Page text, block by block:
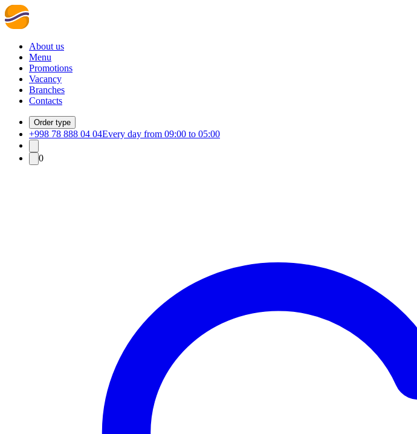
About us
Menu
Promotions
Vacancy
Branches
Contacts
Order type
+998 78 888 04 04Every day from 09:00 to 05:00
0